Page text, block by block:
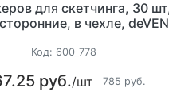
для скетчинга, 30
в чехле,
Код: 600_778
руб./шт 785 руб.